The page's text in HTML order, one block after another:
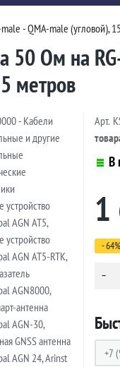
- QMA-male (угловой),
50 Ом на
метров
- Кабели
и другие
устройство
AGN AT5,
устройство
AGN AT5-RTK,
AGN8000,
антенна
AGN-30,
GNSS антенна
AGN 24, Arinst
Арт.
В
1
- 64%